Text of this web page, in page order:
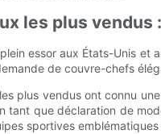
les plus
essor aux États-Unis
de couvre-chefs
plus vendus ont connu
tant que déclaration de
sportives